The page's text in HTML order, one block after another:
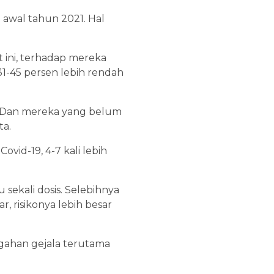
tahun 2021. Hal
ini, terhadap mereka
45 persen lebih rendah
mereka yang belum
19, 4-7 kali lebih
sekali dosis. Selebihnya
risikonya lebih besar
gejala terutama